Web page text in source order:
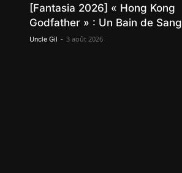
[Fantasia 2026] « Hong Kong
Godfather » : Un Bain de Sang
Uncle Gil - 3 août 2026